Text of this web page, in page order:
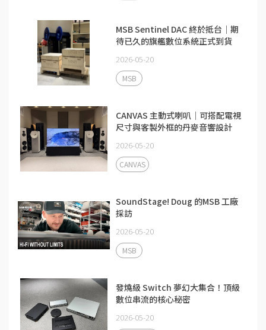
MSB Sentinel DAC 終於抵台｜期
待已久的旗艦數位系統正式到貨
2026-05-20
MSB
CANVAS 主動式喇叭｜可搭配電視
尺寸與客製外框的丹麥音響設計
2026-05-20
CANVAS
SoundStage! Doug 的MSB 工廠
採訪
2026-05-20
MSB
發燒級 Switch 夢幻大集合！頂級
數位串流的核心秘密
2026-05-20